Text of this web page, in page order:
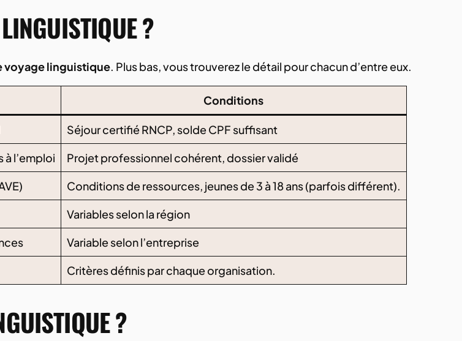
?
voyage linguistique. Plus bas, vous trouverez le détail pour chacun d’entre eux.
Conditions
Séjour certifié RNCP, solde CPF suffisant
à l’emploi
Projet professionnel cohérent, dossier validé
Conditions de ressources, jeunes de 3 à 18 ans (parfois différent).
Variables selon la région
Variable selon l’entreprise
Critères définis par chaque organisation.
?